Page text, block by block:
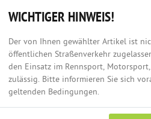
Hotline: +49 (0) 3435 - 979 60 67
WICHTIGER HINWEIS!
Der von Ihnen gewählter Artikel ist
öffentlichen Straßenverkehr
den Einsatz im Rennsport,
zulässig. Bitte informieren Sie sich
geltenden Bedingungen.